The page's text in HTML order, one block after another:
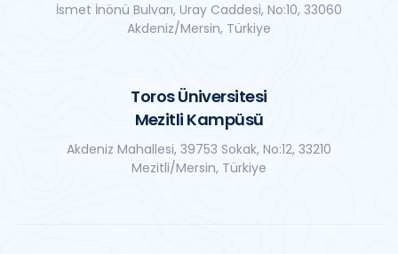
İsmet İnönü Bulvarı, Uray Caddesi, No:10, 33060
Akdeniz/Mersin, Türkiye
Toros Üniversitesi
Mezitli Kampüsü
Akdeniz Mahallesi, 39753 Sokak, No:12, 33210
Mezitli/Mersin, Türkiye